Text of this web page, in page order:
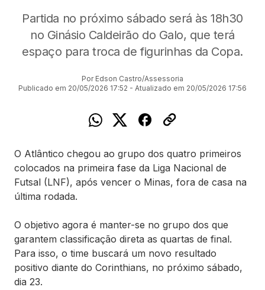
Partida no próximo sábado será às 18h30
no Ginásio Caldeirão do Galo, que terá
espaço para troca de figurinhas da Copa.
Por Edson Castro/Assessoria
Publicado em 20/05/2026 17:52 - Atualizado em 20/05/2026 17:56
O Atlântico chegou ao grupo dos quatro primeiros
colocados na primeira fase da Liga Nacional de
Futsal (LNF), após vencer o Minas, fora de casa na
última rodada.
O objetivo agora é manter-se no grupo dos que
garantem classificação direta as quartas de final.
Para isso, o time buscará um novo resultado
positivo diante do Corinthians, no próximo sábado,
dia 23.